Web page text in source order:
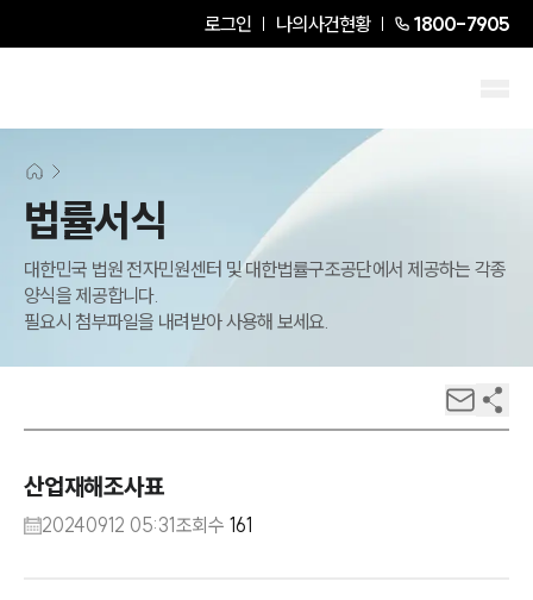
로그인 나의사건현황 1800-7905
법률서식
대한민국 법원 전자민원센터 및 대한법률구조공단에서 제공하는 각종
양식을 제공합니다.
필요시 첨부파일을 내려받아 사용해 보세요.
산업재해조사표
20240912 05:31조회수 161